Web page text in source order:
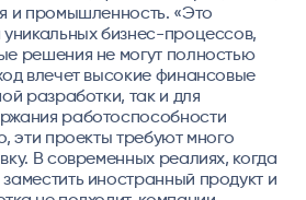
и промышленность. «Это
бизнес-процессов,
решения не могут полностью
влечет высокие финансовые
разработки, так и для
работоспособности
эти проекты требуют много
В современных реалиях, когда
иностранный продукт и